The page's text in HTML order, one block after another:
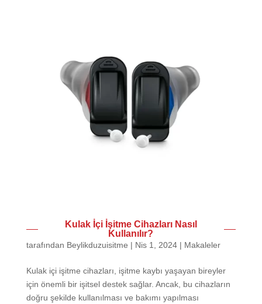
Kulak İçi İşitme Cihazları Nasıl
Kullanılır?
tarafından Beylikduzuisitme | Nis 1, 2024| Makaleler
Kulak içi işitme cihazları, işitme kaybı yaşayan bireyler
için önemli bir işitsel destek sağlar. Ancak, bu cihazların
doğru şekilde kullanılması ve bakımı yapılması